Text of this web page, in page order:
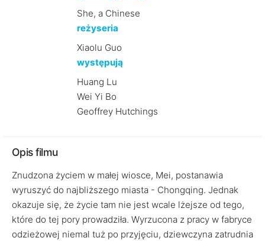
She, a Chinese
reżyseria
Xiaolu Guo
występują
Huang Lu
Wei Yi Bo
Geoffrey Hutchings
Opis filmu
Znudzona życiem w małej wiosce, Mei, postanawia
wyruszyć do najbliższego miasta - Chongqing. Jednak
okazuje się, że życie tam nie jest wcale lżejsze od tego,
które do tej pory prowadziła. Wyrzucona z pracy w fabryce
odzieżowej niemal tuż po przyjęciu, dziewczyna zatrudnia